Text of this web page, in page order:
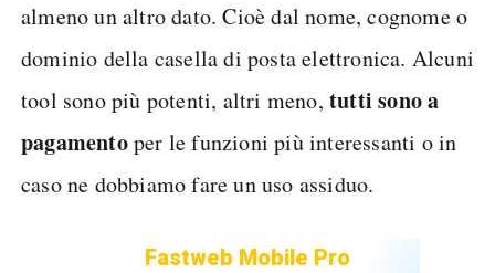
almeno un altro dato. Cioè dal nome, cognome o
dominio della casella di posta elettronica. Alcuni
tool sono più potenti, altri meno, tutti sono a
pagamentoper le funzioni più interessanti o in
caso ne dobbiamo fare un uso assiduo.
Fastweb Mobile Pro